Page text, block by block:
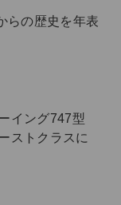
らの歴史を年表
イング747型
ストクラスに